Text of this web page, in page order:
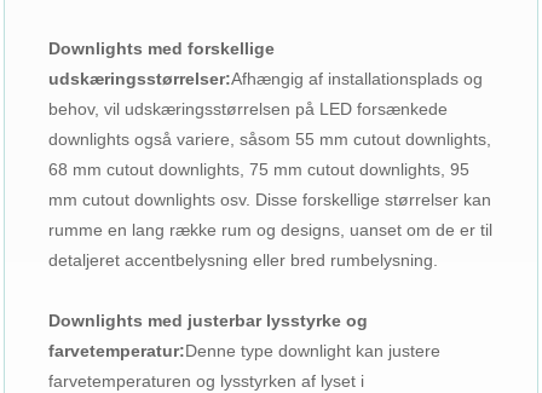
Downlights med forskellige
udskæringsstørrelser:Afhængig af installationsplads og
behov, vil udskæringsstørrelsen på LED forsænkede
downlights også variere, såsom 55 mm cutout downlights,
68 mm cutout downlights, 75 mm cutout downlights, 95
mm cutout downlights osv. Disse forskellige størrelser kan
rumme en lang række rum og designs, uanset om de er til
detaljeret accentbelysning eller bred rumbelysning.
Downlights med justerbar lysstyrke og
farvetemperatur:Denne type downlight kan justere
farvetemperaturen og lysstyrken af ​​lyset i